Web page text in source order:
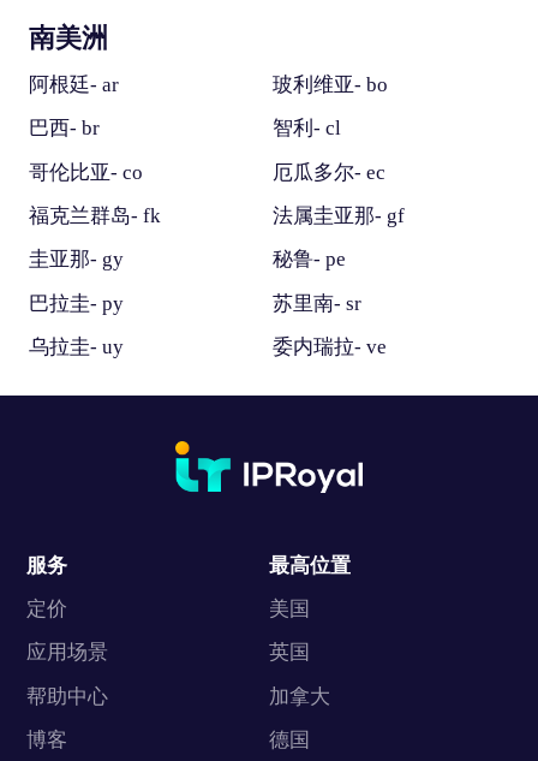
南美洲
阿根廷- ar
玻利维亚- bo
巴西- br
智利- cl
哥伦比亚- co
厄瓜多尔- ec
福克兰群岛- fk
法属圭亚那- gf
圭亚那- gy
秘鲁- pe
巴拉圭- py
苏里南- sr
乌拉圭- uy
委内瑞拉- ve
服务
定价
应用场景
帮助中心
博客
最高位置
美国
英国
加拿大
德国